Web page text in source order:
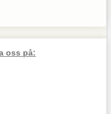
oss på: